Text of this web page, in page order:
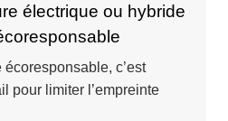
électrique ou hybride
c’est
pour limiter l’empreinte